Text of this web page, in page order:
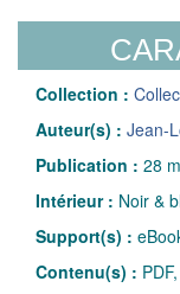
Collection :
Auteur(s) : Jean-
Publication : 28
Intérieur : Noir &
Support(s) :
Contenu(s) :